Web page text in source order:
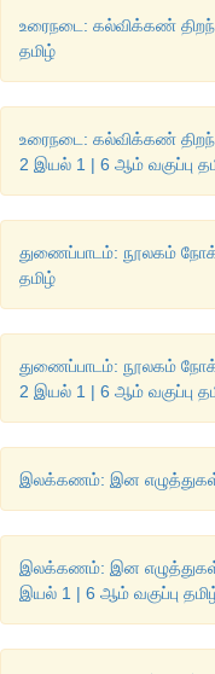
(iii)அறிவுடையாரை
(v)எண் இல்லாதவர் கண்
(vi)ஓதார்க்கு இல்லை.
கல்வி அழகே அழகு.
(viii)
(ix)கற்கையில் கல்வி
உரைநடை: கல்விக்கண்
தமிழ்
உரைநடை: கல்விக்கண்
2 இயல் 1 | 6 ஆம் வகுப்பு
துணைப்பாடம்: நூலகம்
தமிழ்
துணைப்பாடம்: நூலகம்
2 இயல் 1 | 6 ஆம் வகுப்பு
இலக்கணம்: இன எழுத்துகள்
இலக்கணம்: இன எழுத்துகள்:
இயல் 1 | 6 ஆம் வகுப்பு